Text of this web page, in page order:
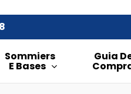
Sommiers
E Bases
Guia